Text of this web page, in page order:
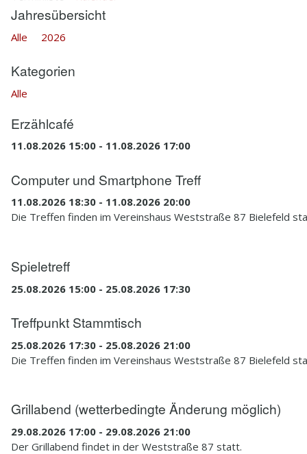
Jahresübersicht
Alle 2026
Kategorien
Alle
Erzählcafé
11.08.2026 15:00 - 11.08.2026 17:00
Computer und Smartphone Treff
11.08.2026 18:30 - 11.08.2026 20:00
Die Treffen finden im Vereinshaus Weststraße 87 Bielefeld
Spieletreff
25.08.2026 15:00 - 25.08.2026 17:30
Treffpunkt Stammtisch
25.08.2026 17:30 - 25.08.2026 21:00
Die Treffen finden im Vereinshaus Weststraße 87 Bielefeld
Grillabend (wetterbedingte Änderung möglich)
29.08.2026 17:00 - 29.08.2026 21:00
Der Grillabend findet in der Weststraße 87 statt.